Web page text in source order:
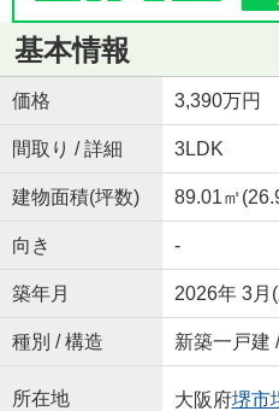
基本情報
価格 3,390万円
間取り / 詳細 3LDK
建物面積(坪数) 89.01㎡
向き -
築年月 2026年 3月
種別 / 構造 新築一戸建
所在地 大阪府堺市